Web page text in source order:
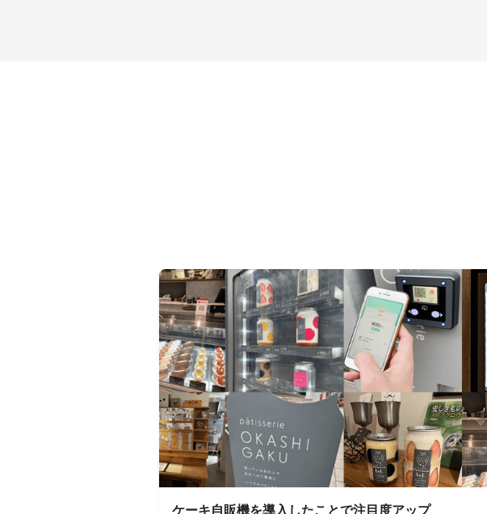
ケーキ自販機を導入したことで注目度アップ